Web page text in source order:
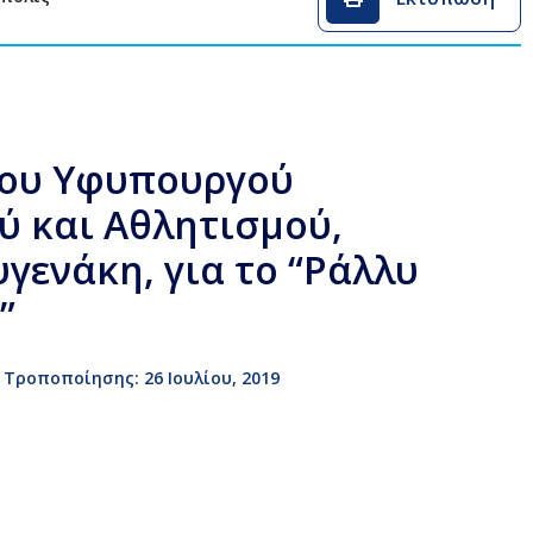
Υφυπουργού
και Αθλητισμού,
για το “Ράλλυ
26 Ιουλίου, 2019